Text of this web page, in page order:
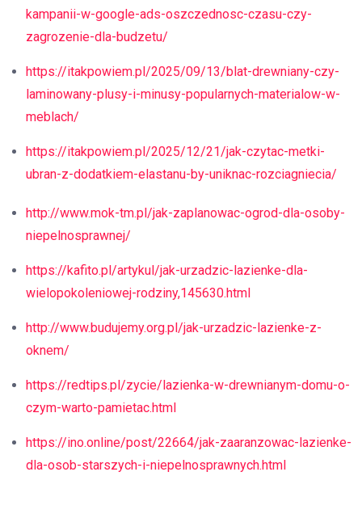
kampanii-w-google-ads-oszczednosc-czasu-czy-
zagrozenie-dla-budzetu/
https://itakpowiem.pl/2025/09/13/blat-drewniany-czy-
laminowany-plusy-i-minusy-popularnych-materialow-w-
meblach/
https://itakpowiem.pl/2025/12/21/jak-czytac-metki-
ubran-z-dodatkiem-elastanu-by-uniknac-rozciagniecia/
http://www.mok-tm.pl/jak-zaplanowac-ogrod-dla-osoby-
niepelnosprawnej/
https://kafito.pl/artykul/jak-urzadzic-lazienke-dla-
wielopokoleniowej-rodziny,145630.html
http://www.budujemy.org.pl/jak-urzadzic-lazienke-z-
oknem/
https://redtips.pl/zycie/lazienka-w-drewnianym-domu-o-
czym-warto-pamietac.html
https://ino.online/post/22664/jak-zaaranzowac-lazienke-
dla-osob-starszych-i-niepelnosprawnych.html